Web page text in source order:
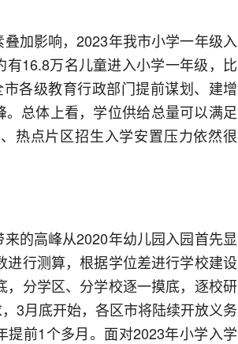
加影响，2023年我市小学一年级入
16.8万名儿童进入小学一年级，比
各级教育行政部门提前谋划、建增
总体上看，学位供给总量可以满足
热点片区招生入学安置压力依然很
的高峰从2020年幼儿园入园首先显
行测算，根据学位差进行学校建设
分学区、分学校逐一摸底，逐校研
3月底开始，各区市将陆续开放义务
前1个多月。面对2023年小学入学